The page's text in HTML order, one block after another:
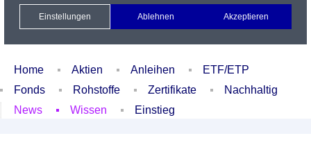
Xetra Realtime
Watchlist Portfolio Login
Home Aktien Anleihen
ETF/ETP
Fonds
Rohstoffe Zertifikate
Nachhaltig
News
Wissen Einstieg
Einstellungen Ablehnen Akzeptieren